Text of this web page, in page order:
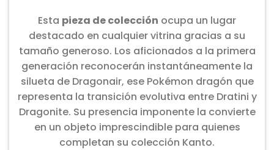
Esta pieza de colección ocupa un lugar
destacado en cualquier vitrina gracias a su
tamaño generoso. Los aficionados a la primera
generación reconocerán instantáneamente la
silueta de Dragonair, ese Pokémon dragón que
representa la transición evolutiva entre Dratini y
Dragonite. Su presencia imponente la convierte
en un objeto imprescindible para quienes
completan su colección Kanto.